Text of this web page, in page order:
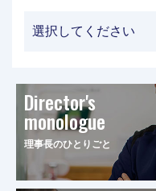
Director's
monologue
理事長のひとりごと